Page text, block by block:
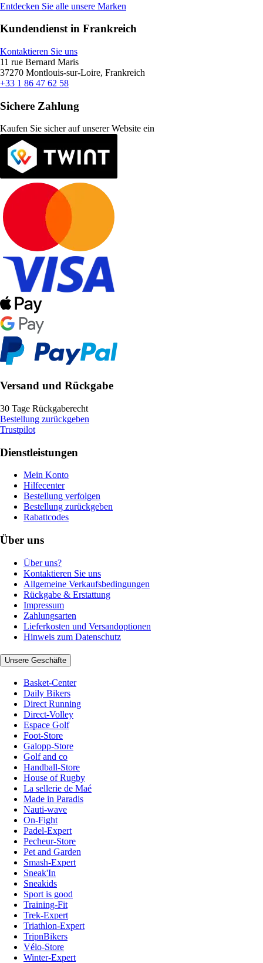
Entdecken Sie alle unsere Marken
Kundendienst in Frankreich
Kontaktieren Sie uns
11 rue Bernard Maris
37270 Montlouis-sur-Loire, Frankreich
+33 1 86 47 62 58
Sichere Zahlung
Kaufen Sie sicher auf unserer Website ein
Versand und Rückgabe
30 Tage Rückgaberecht
Bestellung zurückgeben
Trustpilot
Dienstleistungen
Mein Konto
Hilfecenter
Bestellung verfolgen
Bestellung zurückgeben
Rabattcodes
Über uns
Über uns?
Kontaktieren Sie uns
Allgemeine Verkaufsbedingungen
Rückgabe & Erstattung
Impressum
Zahlungsarten
Lieferkosten und Versandoptionen
Hinweis zum Datenschutz
Unsere Geschäfte
Basket-Center
Daily Bikers
Direct Running
Direct-Volley
Espace Golf
Foot-Store
Galopp-Store
Golf and co
Handball-Store
House of Rugby
La sellerie de Maé
Made in Paradis
Nauti-wave
On-Fight
Padel-Expert
Pecheur-Store
Pet and Garden
Smash-Expert
Sneak'In
Sneakids
Sport is good
Training-Fit
Trek-Expert
Triathlon-Expert
TripnBikers
Vélo-Store
Winter-Expert